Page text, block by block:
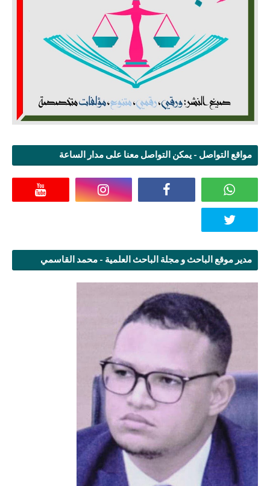
مواقع التواصل - يمكن التواصل معنا على مدار الساعة
مدير موقع الباحث و مجلة الباحث العلمية - محمد القاسمي